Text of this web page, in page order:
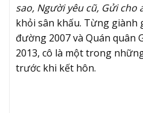
sao, Người yêu cũ, Gửi cho
khỏi sân khấu. Từng giành
đường 2007 và Quán quân
2013, cô là một trong
trước khi kết hôn.